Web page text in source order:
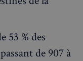
53 % des
de 907 à